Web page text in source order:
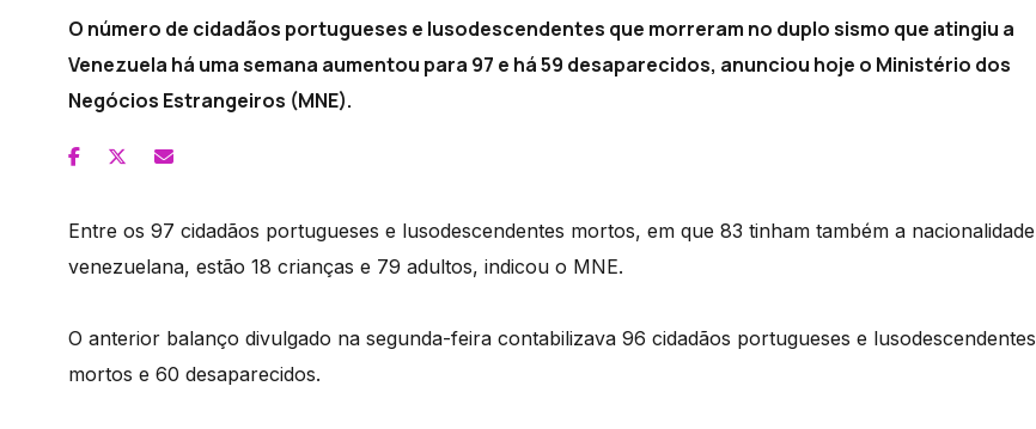
O número de cidadãos portugueses e lusodescendentes que morreram no duplo sismo que atingiu a
Venezuela há uma semana aumentou para 97 e há 59 desaparecidos, anunciou hoje o Ministério dos
Negócios Estrangeiros (MNE).
Entre os 97 cidadãos portugueses e lusodescendentes mortos, em que 83 tinham também a nacionalidade
venezuelana, estão 18 crianças e 79 adultos, indicou o MNE.
O anterior balanço divulgado na segunda-feira contabilizava 96 cidadãos portugueses e lusodescendentes
mortos e 60 desaparecidos.